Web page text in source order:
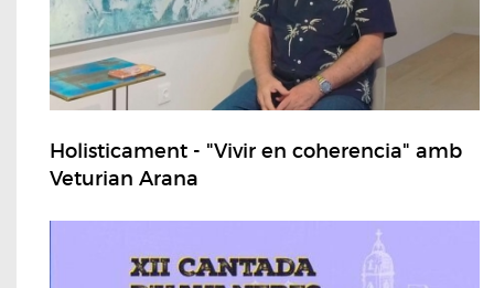
Holisticament - "Vivir en coherencia" amb
Veturian Arana